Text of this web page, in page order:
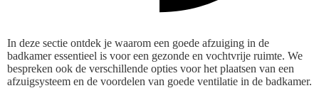
In deze sectie ontdek je waarom een goede afzuiging in de
badkamer essentieel is voor een gezonde en vochtvrije ruimte. We
bespreken ook de verschillende opties voor het plaatsen van een
afzuigsysteem en de voordelen van goede ventilatie in de badkamer.